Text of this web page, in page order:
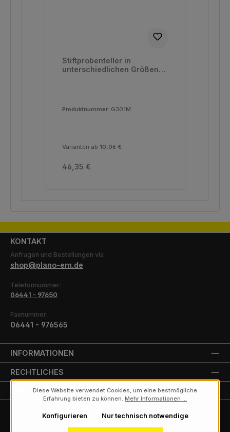
Stiftprobenteller in
unterschiedlichen Größen
Produktnummer: G301M
Varianten ab 10,06 €
Regulärer Preis:
46,35 €
KONTAKT
Anfragen und Bestellungen via
shop@plano-em.de
Telefonnummer:
06441 - 97650
Faxnummer:
06441 - 976565
INFORMATIONEN
RECHTLICHES
UNSERE PARTNER
Diese Website verwendet Cookies, um eine bestmögliche
Erfahrung bieten zu können. Mehr Informationen ...
Nur technisch notwendige
Konfigurieren